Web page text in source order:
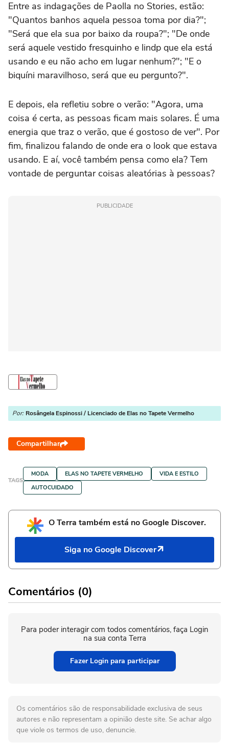
Entre as indagações de Paolla no Stories, estão:
"Quantos banhos aquela pessoa toma por dia?";
"Será que ela sua por baixo da roupa?"; "De onde
será aquele vestido fresquinho e lindp que ela está
usando e eu não acho em lugar nenhum?"; "E o
biquíni maravilhoso, será que eu pergunto?".
E depois, ela refletiu sobre o verão: "Agora, uma
coisa é certa, as pessoas ficam mais solares. É uma
energia que traz o verão, que é gostoso de ver". Por
fim, finalizou falando de onde era o look que estava
usando. E aí, você também pensa como ela? Tem
vontade de perguntar coisas aleatórias à pessoas?
PUBLICIDADE
Por: Rosângela Espinossi / Licenciado de Elas no Tapete Vermelho
Compartilhar
TAGS
MODA ELAS NO TAPETE VERMELHO
VIDA E ESTILO
AUTOCUIDADO
O Terra também está no Google Discover.
Siga no Google Discover
Comentários (0)
Para poder interagir com todos comentários, faça Login
na sua conta Terra
Fazer Login para participar
Os comentários são de responsabilidade exclusiva de seus
autores e não representam a opinião deste site. Se achar algo
que viole os termos de uso, denuncie.